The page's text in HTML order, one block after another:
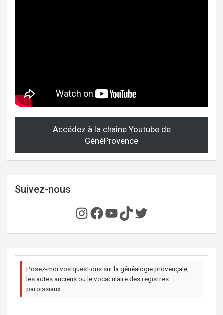
Accédez à la chaîne Youtube de
GénéProvence
Suivez-nous
Instagram
Facebook
YouTube
TikTok
Twitter
Posez-moi vos questions sur la généalogie provençale,
les actes anciens ou le vocabulaire des registres
paroissiaux.